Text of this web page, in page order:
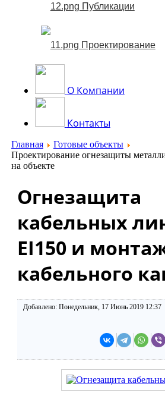
Публикации
Проектирование
О Компании
Контакты
Главная
Готовые объекты
Проектирование огнезащиты
на объекте
Огнезащита
кабельных
EI150 и
кабельного
Добавлено: Понедельник, 17 Июнь 2019 12:37